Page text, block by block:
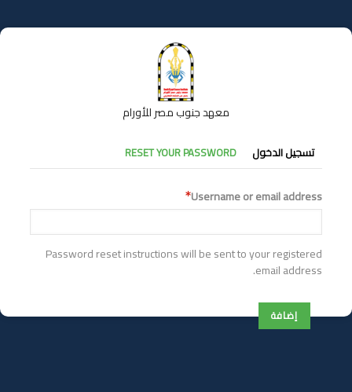
إلى
المحتوى
معهد جنوب مصر للأورام
التبويبات
الأساسية
تسجيل الدخول RESET YOUR PASSWORD
Username or email address
Password reset instructions will be sent to your registered
email address.